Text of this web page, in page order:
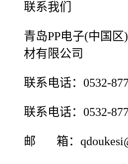
联系我们
青岛PP电子(中国
材有限公司
联系电话：0532-
联系电话：0532-
邮 箱：